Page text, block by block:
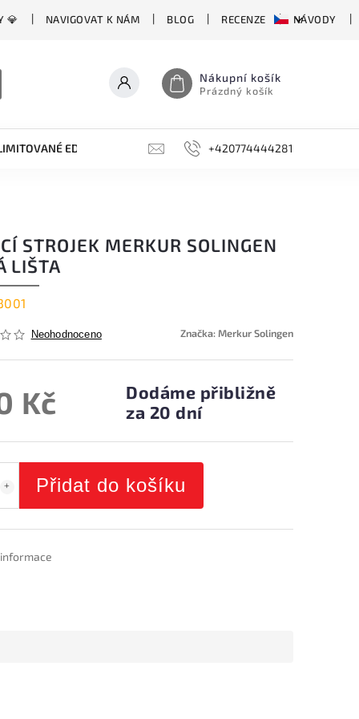
💎 NAVIGOVAT K NÁM BLOG RECENZE NÁVODY
Nákupní košík
Prázdný košík
EDICE BROUSKY, BRUSKY, OCÍLKY
+420774444281
STROJEK MERKUR SOLINGEN
LIŠTA
Neohodnoceno Značka: Merkur Solingen
Kč
Dodáme přibližně
za 20 dní
Přidat do košíku